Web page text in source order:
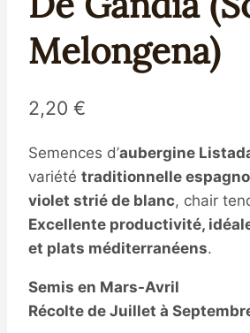
Melongena)
2,20 €
Semences d’aubergine
variété traditionnelle
violet strié de blanc, chair
Excellente productivité,
et plats méditerranéens.
Semis en Mars-Avril
Récolte de Juillet à